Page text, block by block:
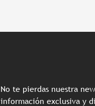
No te pierdas nuestra
información exclusiva y